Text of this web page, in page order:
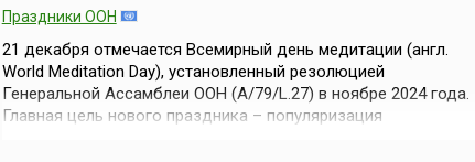
Праздники ООН
21 декабря отмечается Всемирный день медитации (англ.
World Meditation Day), установленный резолюцией
Генеральной Ассамблеи ООН (A/79/L.27) в ноябре 2024 года.
Главная цель нового праздника – популяризация